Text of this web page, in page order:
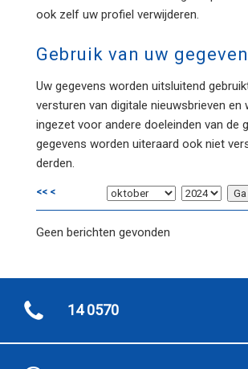
ook zelf uw profiel verwijderen.
Gebruik van uw
Uw gegevens worden uitsluitend
versturen van digitale nieuwsbrieven en
ingezet voor andere doeleinden van de
gegevens worden uiteraard ook niet
derden.
<< <
Geen berichten gevonden
14 0570